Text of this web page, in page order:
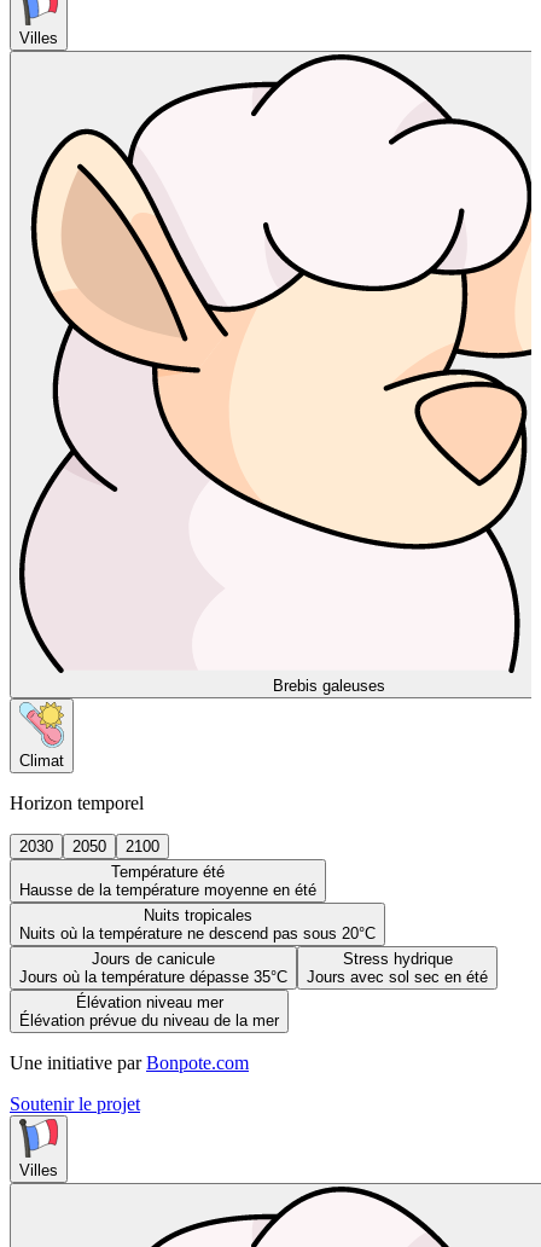
Villes
Brebis galeuses
Climat
Horizon temporel
2030 2050
2100
Température été
Hausse de la température moyenne en été
Nuits tropicales
Nuits où la température ne descend pas sous 20°C
Jours de canicule
Jours où la température dépasse 35°C
Stress hydrique
Jours avec sol sec en été
Élévation niveau mer
Élévation prévue du niveau de la mer
Une initiative par Bonpote.com
Soutenir le projet
Villes